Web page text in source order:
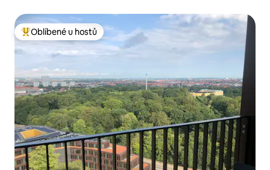
Nejlepší v kategorii Oblíbené u hostů
Oblíbené u hostů